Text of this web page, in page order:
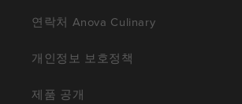
연락처 Anova Culinary
개인정보 보호정책
제품 공개